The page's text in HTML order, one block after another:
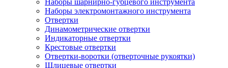
Наборы шарнирно-губцевого инструмента
Наборы электромонтажного инструмента
Отвертки
Динамометрические отвертки
Индикаторные отвертки
Крестовые отвертки
Отвертки-воротки (отверточные рукоятки)
Шлицевые отвертки